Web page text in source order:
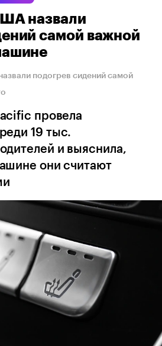
назвали
самой важной
подогрев сидений самой
провела
19 тыс.
и выяснила,
они считают